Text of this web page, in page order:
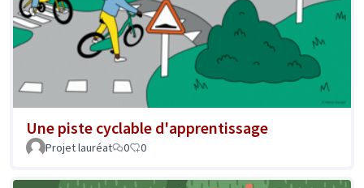
Une piste cyclable d'apprentissage
Projet lauréat 0 0